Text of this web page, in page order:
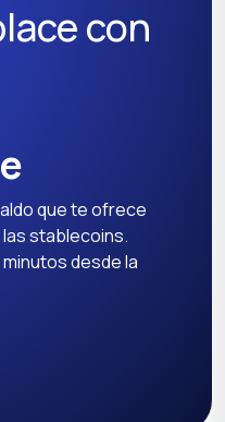
con
que te ofrece
las stablecoins.
desde la